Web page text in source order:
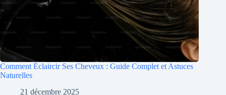
Comment Éclaircir Ses Cheveux : Guide Complet et Astuces
Naturelles
21 décembre 2025